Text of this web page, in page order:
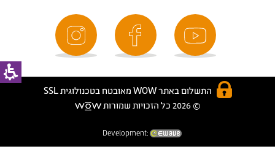
התשלום באתר WOW מאובטח בטכנולוגית SSL
© 2026 כל הזכויות שמורות
Development: